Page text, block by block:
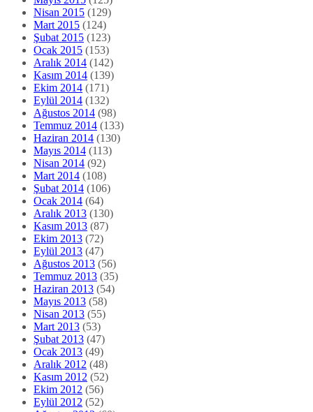
Nisan 2015 (129)
Mart 2015 (124)
Şubat 2015 (123)
Ocak 2015 (153)
Aralık 2014 (142)
Kasım 2014 (139)
Ekim 2014 (171)
Eylül 2014 (132)
Ağustos 2014 (98)
Temmuz 2014 (133)
Haziran 2014 (130)
Mayıs 2014 (113)
Nisan 2014 (92)
Mart 2014 (108)
Şubat 2014 (106)
Ocak 2014 (64)
Aralık 2013 (130)
Kasım 2013 (87)
Ekim 2013 (72)
Eylül 2013 (47)
Ağustos 2013 (56)
Temmuz 2013 (35)
Haziran 2013 (54)
Mayıs 2013 (58)
Nisan 2013 (55)
Mart 2013 (53)
Şubat 2013 (47)
Ocak 2013 (49)
Aralık 2012 (48)
Kasım 2012 (52)
Ekim 2012 (56)
Eylül 2012 (52)